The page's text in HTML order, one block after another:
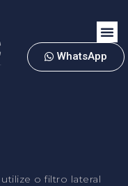
WhatsApp
o filtro lateral